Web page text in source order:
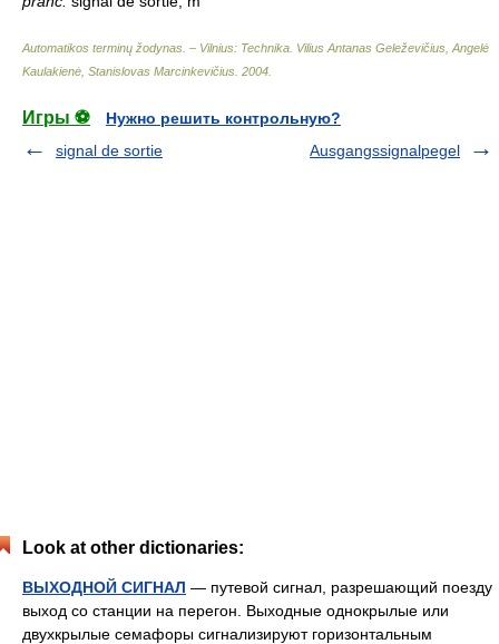
Automatikos terminų žodynas. – Vilnius: Technika Vilius Antanas Geleževičius, Angelė
Kaulakienė, Stanislovas Marcinkevičius 2004
Игры ⚽
Нужно решить контрольную?
signal de sortie
Ausgangssignalpegel
Look at other dictionaries:
ВЫХОДНОЙ СИГНАЛ — путевой сигнал, разрешающий поезду
выход со станции на перегон. Выходные однокрылые или
двухкрылые семафоры сигнализируют горизонтальным